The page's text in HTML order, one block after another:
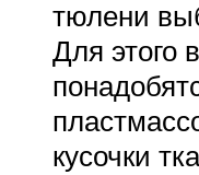
тюлени
Для этого
кусочки